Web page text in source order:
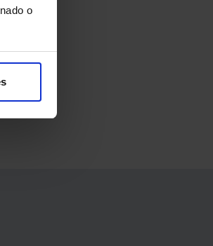
o
pacientes.